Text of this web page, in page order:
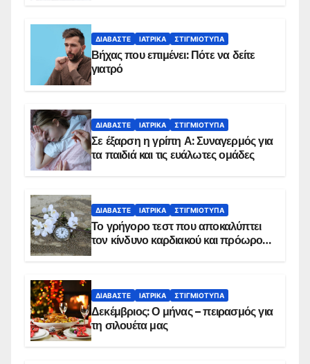
ΔΙΑΒΆΣΤΕ ΙΑΤΡΙΚΆ ΣΤΙΓΜΙΌΤΥΠΑ
Βήχας που επιμένει: Πότε να δείτε
γιατρό
ΔΙΑΒΆΣΤΕ ΙΑΤΡΙΚΆ ΣΤΙΓΜΙΌΤΥΠΑ
Σε έξαρση η γρίπη Α: Συναγερμός για
τα παιδιά και τις ευάλωτες ομάδες
ΔΙΑΒΆΣΤΕ ΙΑΤΡΙΚΆ ΣΤΙΓΜΙΌΤΥΠΑ
Το γρήγορο τεστ που αποκαλύπτει
τον κίνδυνο καρδιακού και πρόωρου
ΔΙΑΒΆΣΤΕ ΙΑΤΡΙΚΆ ΣΤΙΓΜΙΌΤΥΠΑ
Δεκέμβριος: Ο μήνας – πειρασμός για
τη σιλουέτα μας